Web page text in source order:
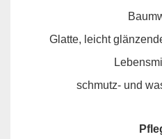
Glatte, leicht
schmutz- und